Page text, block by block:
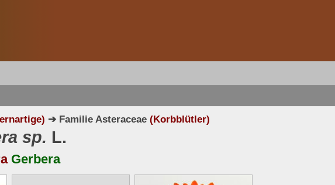
➔ Familie Asteraceae (Korbblütler)
sp. L.
Gerbera